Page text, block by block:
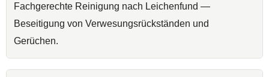
Fachgerechte Reinigung nach Leichenfund —
Beseitigung von Verwesungsrückständen und
Gerüchen.